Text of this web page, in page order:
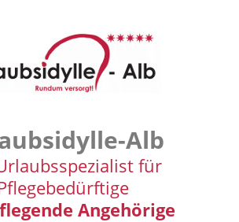
Alb
für
Angehörige